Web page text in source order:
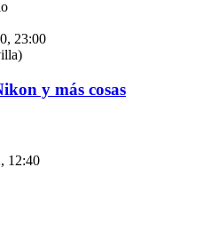
23:00
y más cosas
12:40